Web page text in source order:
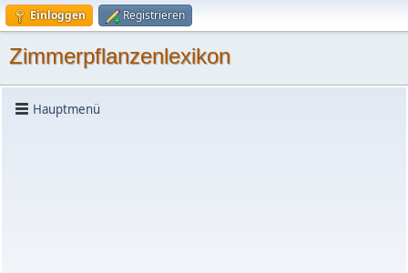
Einloggen Registrieren
Zimmerpflanzenlexikon
Hauptmenü